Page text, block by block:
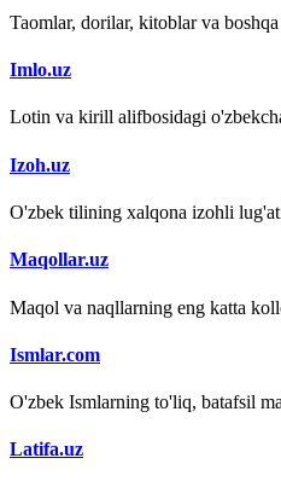
Taomlar, dorilar, kitoblar va
Imlo.uz
Lotin va kirill alifbosidagi
Izoh.uz
O'zbek tilining xalqona izohli
Maqollar.uz
Maqol va naqllarning eng katta
Ismlar.com
O'zbek Ismlarning to'liq, batafsil
Latifa.uz